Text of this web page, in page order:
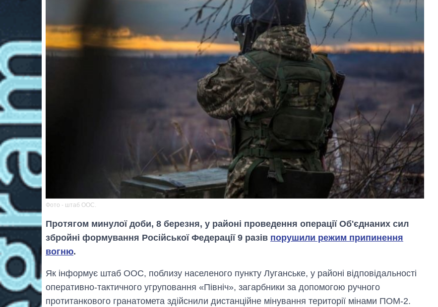
Фото - штаб ООС.
Протягом минулої доби, 8 березня, у районі проведення операції Об'єднаних сил
збройні формування Російської Федерації 9 разів порушили режим припинення
вогню.
Як інформує штаб ООС, поблизу населеного пункту Луганське, у районі відповідальності
оперативно-тактичного угруповання «Північ», загарбники за допомогою ручного
протитанкового гранатомета здійснили дистанційне мінування території мінами ПОМ-2.